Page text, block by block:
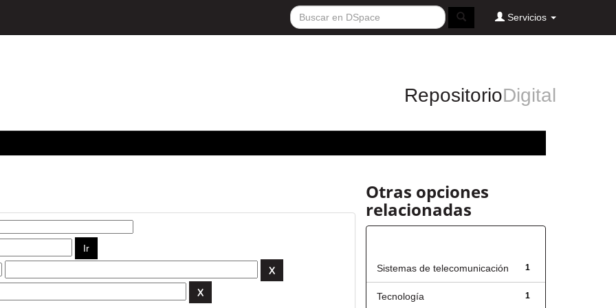
Servicios
RepositorioDigital
Otras opciones
relacionadas
1
Sistemas de telecomunicación
1
Tecnología